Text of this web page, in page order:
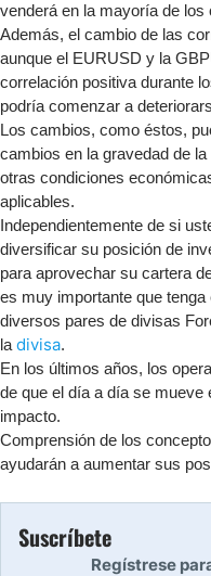
venderá en la mayoría de los
Además, el cambio de las
aunque el EURUSD y la
correlación positiva durante
podría comenzar a
Los cambios, como éstos,
cambios en la gravedad de
otras condiciones
aplicables.
Independientemente de si
diversificar su posición de
para aprovechar su cartera
es muy importante que
diversos pares de divisas
la divisa.
En los últimos años, los
de que el día a día se
impacto.
Comprensión de los
ayudarán a aumentar sus
Suscríbete
Regístrese